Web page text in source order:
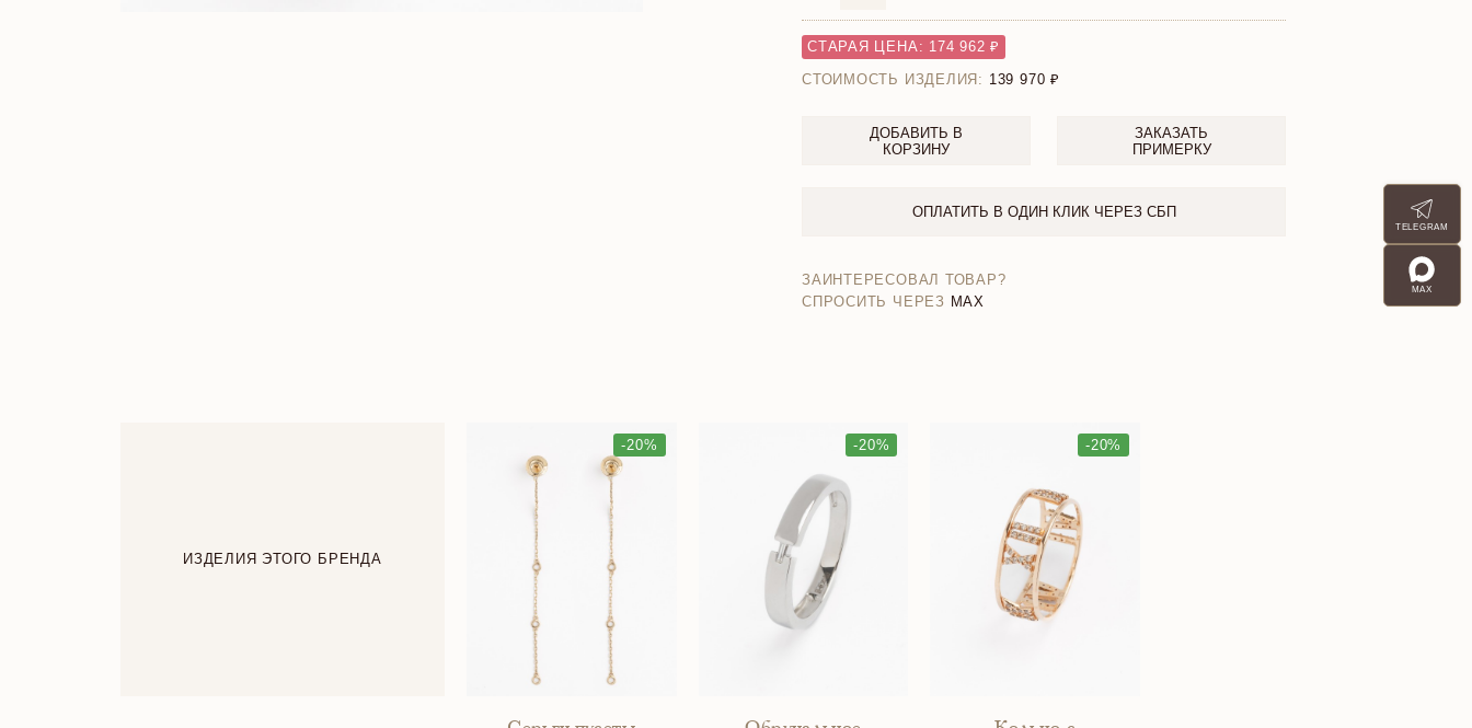
СТАРАЯ ЦЕНА: 174 962 ₽
СТОИМОСТЬ ИЗДЕЛИЯ: 139 970
ДОБАВИТЬ В
КОРЗИНУ
ЗАКАЗАТЬ
ПРИМЕРКУ
ОПЛАТИТЬ В ОДИН КЛИК ЧЕРЕЗ СБП
ЗАИНТЕРЕСОВАЛ ТОВАР?
СПРОСИТЬ ЧЕРЕЗ MAX
ИЗДЕЛИЯ ЭТОГО БРЕНДА
-20% -20% -20%
TELEGRAM
MAX